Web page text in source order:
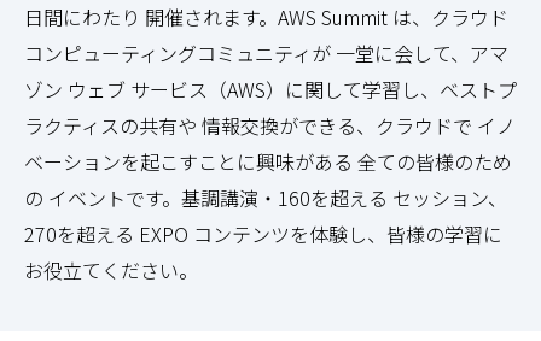
日間にわたり 開催されます。AWS Summit は、クラウド
コンピューティングコミュニティが 一堂に会して、アマ
ゾン ウェブ サービス（AWS）に関して学習し、ベストプ
ラクティスの共有や 情報交換ができる、クラウドで イノ
ベーションを起こすことに興味がある 全ての皆様のため
の イベントです。基調講演・160を超える セッション、
270を超える EXPO コンテンツを体験し、皆様の学習に
お役立てください。